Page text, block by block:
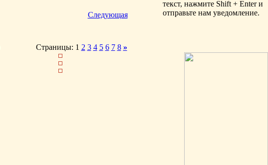
Следующая
Страницы: 1 2 3 4 5 6 7 8 »
текст, нажмите Shift + Enter и
отправьте нам уведомление.